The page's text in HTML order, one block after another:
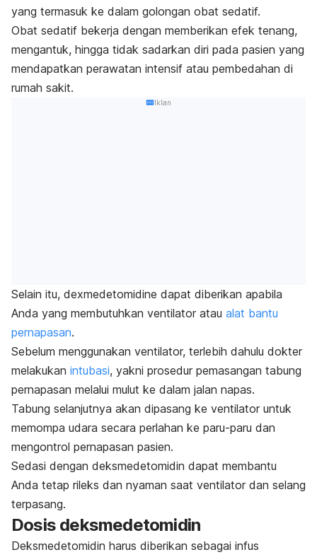
yang termasuk ke dalam golongan obat sedatif.
Obat sedatif bekerja dengan memberikan efek tenang,
mengantuk, hingga tidak sadarkan diri pada pasien yang
mendapatkan perawatan intensif atau pembedahan di
rumah sakit.
Iklan
Selain itu, dexmedetomidine dapat diberikan apabila
Anda yang membutuhkan ventilator atau alat bantu
pernapasan.
Sebelum menggunakan ventilator, terlebih dahulu dokter
melakukan intubasi, yakni prosedur pemasangan tabung
pernapasan melalui mulut ke dalam jalan napas.
Tabung selanjutnya akan dipasang ke ventilator untuk
memompa udara secara perlahan ke paru-paru dan
mengontrol pernapasan pasien.
Sedasi dengan deksmedetomidin dapat membantu
Anda tetap rileks dan nyaman saat ventilator dan selang
terpasang.
Dosis deksmedetomidin
Deksmedetomidin harus diberikan sebagai infus